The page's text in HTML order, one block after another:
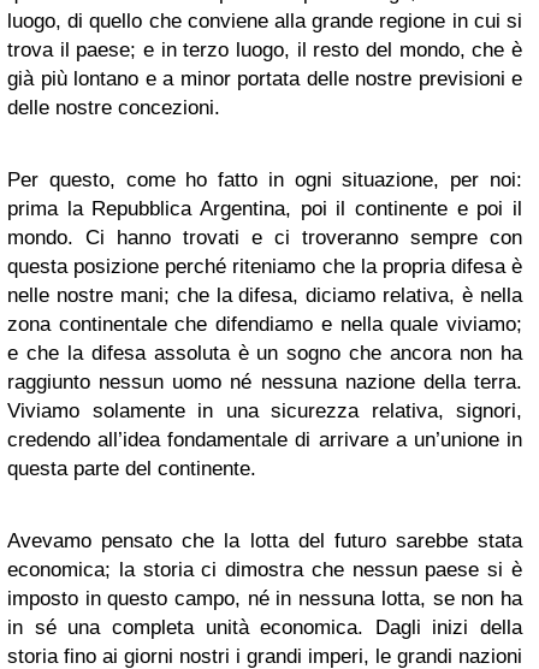
luogo, di quello che conviene alla grande regione in cui si
trova il paese; e in terzo luogo, il resto del mondo, che è
già più lontano e a minor portata delle nostre previsioni e
delle nostre concezioni.
Per questo, come ho fatto in ogni situazione, per noi:
prima la Repubblica Argentina, poi il continente e poi il
mondo. Ci hanno trovati e ci troveranno sempre con
questa posizione perché riteniamo che la propria difesa è
nelle nostre mani; che la difesa, diciamo relativa, è nella
zona continentale che difendiamo e nella quale viviamo;
e che la difesa assoluta è un sogno che ancora non ha
raggiunto nessun uomo né nessuna nazione della terra.
Viviamo solamente in una sicurezza relativa, signori,
credendo all’idea fondamentale di arrivare a un’unione in
questa parte del continente.
Avevamo pensato che la lotta del futuro sarebbe stata
economica; la storia ci dimostra che nessun paese si è
imposto in questo campo, né in nessuna lotta, se non ha
in sé una completa unità economica. Dagli inizi della
storia fino ai giorni nostri i grandi imperi, le grandi nazioni